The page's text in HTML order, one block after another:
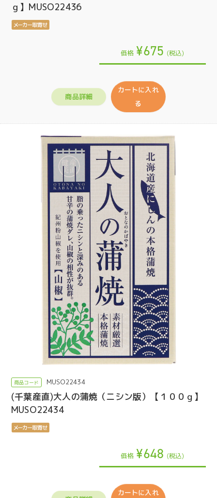
ｇ】MUSO22436
価格 ¥675 (税込)
商品詳細
カートに入れ
る
MUSO22434
(千葉産直)大人の蒲焼（ニシン版）【１００ｇ】
MUSO22434
価格 ¥648 (税込)
カートに入れ